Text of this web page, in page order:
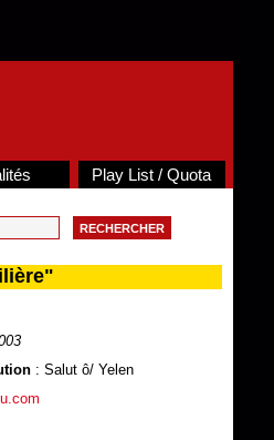
Play List / Quota
: Salut ô/ Yelen